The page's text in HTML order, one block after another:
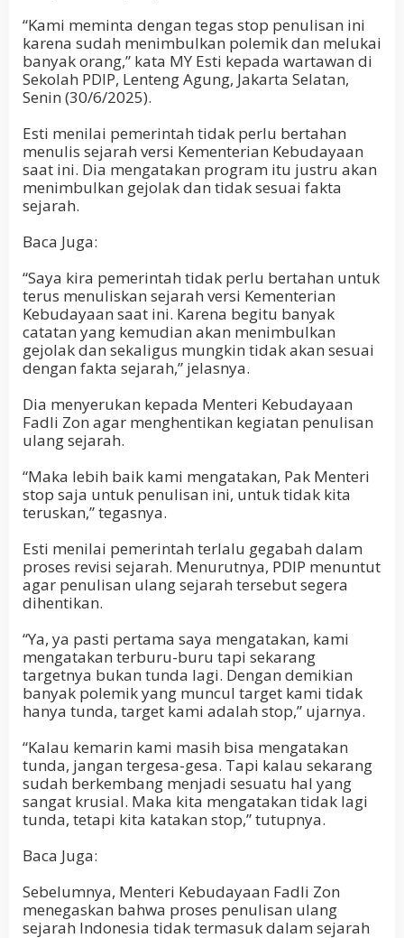
“Kami meminta dengan tegas stop penulisan ini
karena sudah menimbulkan polemik dan melukai
banyak orang,” kata MY Esti kepada wartawan di
Sekolah PDIP, Lenteng Agung, Jakarta Selatan,
Senin (30/6/2025).
Esti menilai pemerintah tidak perlu bertahan
menulis sejarah versi Kementerian Kebudayaan
saat ini. Dia mengatakan program itu justru akan
menimbulkan gejolak dan tidak sesuai fakta
sejarah.
Baca Juga:
“Saya kira pemerintah tidak perlu bertahan untuk
terus menuliskan sejarah versi Kementerian
Kebudayaan saat ini. Karena begitu banyak
catatan yang kemudian akan menimbulkan
gejolak dan sekaligus mungkin tidak akan sesuai
dengan fakta sejarah,” jelasnya.
Dia menyerukan kepada Menteri Kebudayaan
Fadli Zon agar menghentikan kegiatan penulisan
ulang sejarah.
“Maka lebih baik kami mengatakan, Pak Menteri
stop saja untuk penulisan ini, untuk tidak kita
teruskan,” tegasnya.
Esti menilai pemerintah terlalu gegabah dalam
proses revisi sejarah. Menurutnya, PDIP menuntut
agar penulisan ulang sejarah tersebut segera
dihentikan.
“Ya, ya pasti pertama saya mengatakan, kami
mengatakan terburu-buru tapi sekarang
targetnya bukan tunda lagi. Dengan demikian
banyak polemik yang muncul target kami tidak
hanya tunda, target kami adalah stop,” ujarnya.
“Kalau kemarin kami masih bisa mengatakan
tunda, jangan tergesa-gesa. Tapi kalau sekarang
sudah berkembang menjadi sesuatu hal yang
sangat krusial. Maka kita mengatakan tidak lagi
tunda, tetapi kita katakan stop,” tutupnya.
Baca Juga:
Sebelumnya, Menteri Kebudayaan Fadli Zon
menegaskan bahwa proses penulisan ulang
sejarah Indonesia tidak termasuk dalam sejarah